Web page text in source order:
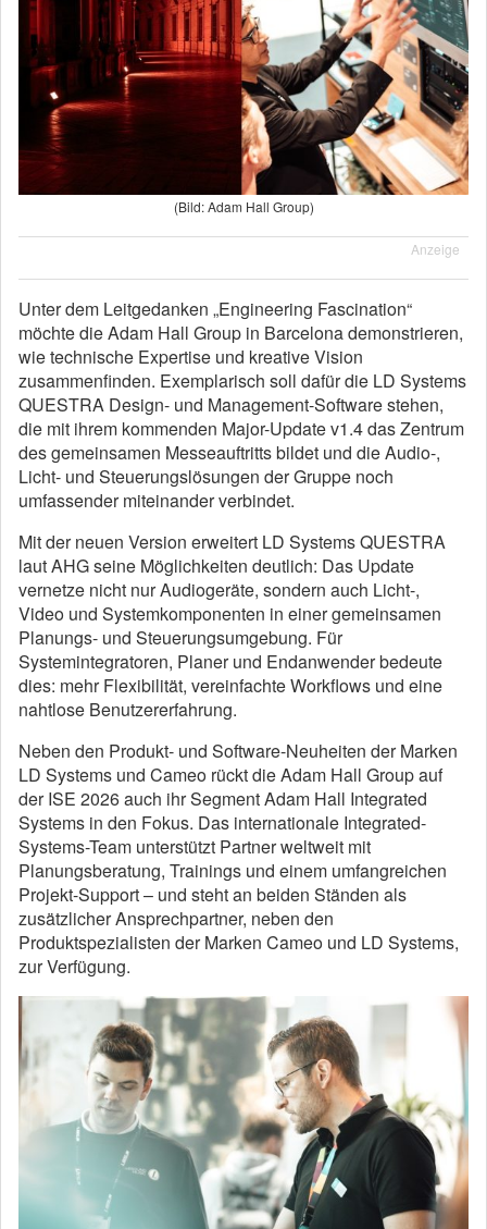
(Bild: Adam Hall Group)
Anzeige
Unter dem Leitgedanken „Engineering Fascination“
möchte die Adam Hall Group in Barcelona demonstrieren,
wie technische Expertise und kreative Vision
zusammenfinden. Exemplarisch soll dafür die LD Systems
QUESTRA Design- und Management-Software stehen,
die mit ihrem kommenden Major-Update v1.4 das Zentrum
des gemeinsamen Messeauftritts bildet und die Audio-,
Licht- und Steuerungslösungen der Gruppe noch
umfassender miteinander verbindet.
Mit der neuen Version erweitert LD Systems QUESTRA
laut AHG seine Möglichkeiten deutlich: Das Update
vernetze nicht nur Audiogeräte, sondern auch Licht-,
Video und Systemkomponenten in einer gemeinsamen
Planungs- und Steuerungsumgebung. Für
Systemintegratoren, Planer und Endanwender bedeute
dies: mehr Flexibilität, vereinfachte Workflows und eine
nahtlose Benutzererfahrung.
Neben den Produkt- und Software-Neuheiten der Marken
LD Systems und Cameo rückt die Adam Hall Group auf
der ISE 2026 auch ihr Segment Adam Hall Integrated
Systems in den Fokus. Das internationale Integrated-
Systems-Team unterstützt Partner weltweit mit
Planungsberatung, Trainings und einem umfangreichen
Projekt-Support – und steht an beiden Ständen als
zusätzlicher Ansprechpartner, neben den
Produktspezialisten der Marken Cameo und LD Systems,
zur Verfügung.